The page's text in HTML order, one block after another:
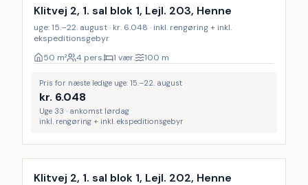
Klitvej 2, 1. sal blok 1, Lejl. 203, Henne
uge: 15.–22. august · kr. 6.048 · inkl. rengøring + inkl.
ekspeditionsgebyr
50 m² 4 pers. 1 vær. 100 m
Pris for næste ledige uge: 15.–22. august
kr. 6.048
Uge 33 · ankomst lørdag
inkl. rengøring + inkl. ekspeditionsgebyr
LAST MINUTE
Inkl. rengøring
Klitvej 2, 1. sal blok 1, Lejl. 202, Henne